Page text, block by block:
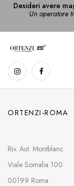
Desideri avere
Un operatore
ORTENZI-ROMA
Riv. Aut. Montblanc
Viale Somalia 100
00199 Roma